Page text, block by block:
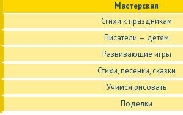
Мастерская
Стихи к праздникам
Писатели — детям
Развивающие игры
Стихи, песенки, сказки
Учимся рисовать
Поделки